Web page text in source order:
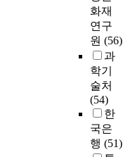
화재
연구
원 (56)
과
학기
술처
(54)
한
국은
행 (51)